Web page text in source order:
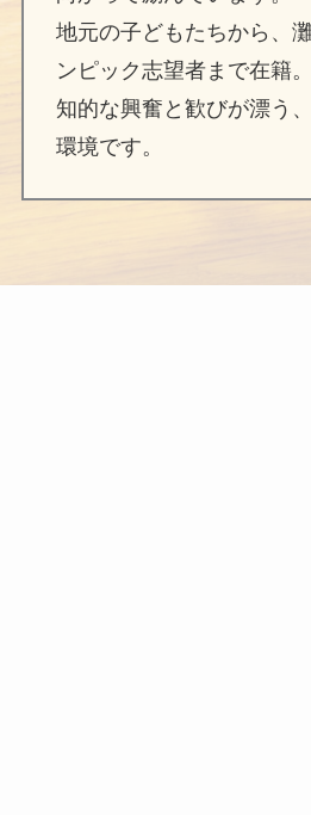
地元の子どもたちから、
ンピック志望者まで在籍。
知的な興奮と歓びが漂う
環境です。